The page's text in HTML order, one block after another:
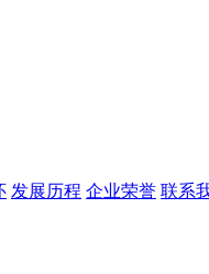
发展历程 企业荣誉 联系